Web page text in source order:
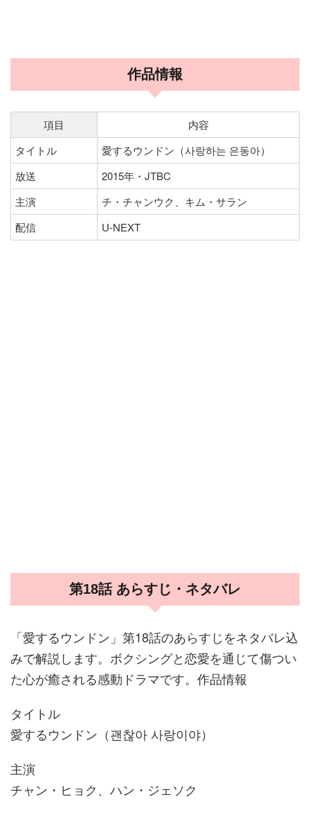
作品情報
項目
内容
タイトル
愛するウンドン（사랑하는 은동아）
放送
2015年・JTBC
主演
チ・チャンウク、キム・サラン
配信
U-NEXT
第18話 あらすじ・ネタバレ
「愛するウンドン」第18話のあらすじをネタバレ込
みで解説します。ボクシングと恋愛を通じて傷つい
た心が癒される感動ドラマです。作品情報
タイトル
愛するウンドン（괜찮아 사랑이야）
主演
チャン・ヒョク、ハン・ジェソク